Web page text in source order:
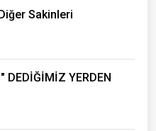
Sakinleri
DEDİĞİMİZ YERDEN